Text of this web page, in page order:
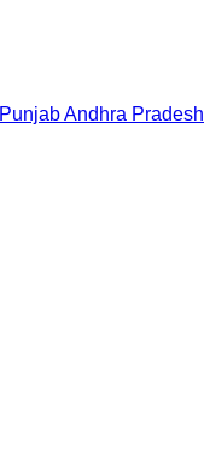
PunjabAndhra Pradesh